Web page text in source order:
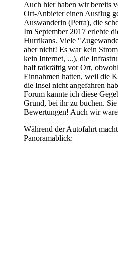
Auch hier haben wir bereits
Ort-Anbieter einen Ausflug
Auswanderin (Petra), die
Im September 2017 erlebte
Hurrikans. Viele
aber nicht! Es war kein
kein Internet, ...), die
half tatkräftig vor Ort,
Einnahmen hatten, weil die
die Insel nicht angefahren
Forum kannte ich diese
Grund, bei ihr zu buchen.
Bewertungen! Auch wir
Während der Autofahrt
Panoramablick: